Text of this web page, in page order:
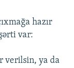
hazır
var:
verilsin, ya da